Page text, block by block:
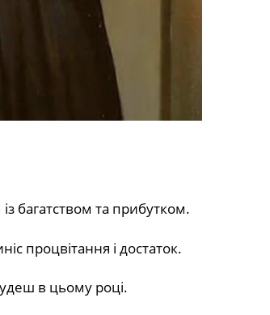
багатством та прибутком.
процвітання і достаток.
в цьому році.